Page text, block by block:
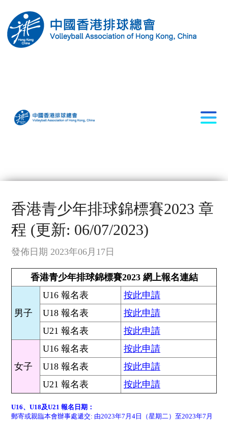
香港青少年排球錦標賽2023 章
程 (更新: 06/07/2023)
發佈日期 2023年06月17日
香港青少年排球錦標賽2023 網上報名連結
男子
U16 報名表
按此申請
U18 報名表
按此申請
U21 報名表
按此申請
女子
U16 報名表
按此申請
U18 報名表
按此申請
U21 報名表
按此申請
U16、 U18及U21 報名日期：
郵寄或親臨本會辦事處遞交: 由2023年7月4日（星期二）至2023年7月